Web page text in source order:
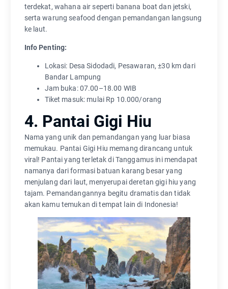
terdekat, wahana air seperti banana boat dan jetski,
serta warung seafood dengan pemandangan langsung
ke laut.
Info Penting:
Lokasi: Desa Sidodadi, Pesawaran, ±30 km dari
Bandar Lampung
Jam buka: 07.00–18.00 WIB
Tiket masuk: mulai Rp 10.000/orang
4. Pantai Gigi Hiu
Nama yang unik dan pemandangan yang luar biasa
memukau. Pantai Gigi Hiu memang dirancang untuk
viral! Pantai yang terletak di Tanggamus ini mendapat
namanya dari formasi batuan karang besar yang
menjulang dari laut, menyerupai deretan gigi hiu yang
tajam. Pemandangannya begitu dramatis dan tidak
akan kamu temukan di tempat lain di Indonesia!